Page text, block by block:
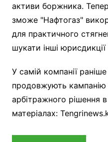
активи боржника.
зможе "Нафтогаз"
для практичного
шукати інші
У самій компанії
продовжують кампанію
арбітражного рішення
матеріалах: